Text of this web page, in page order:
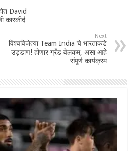
David
कारकीर्द
Next
विश्वविजेत्या Team India चे भारताकडे
उड्डाण! होणार ग्रँड वेलकम, असा आहे
संपूर्ण कार्यक्रम